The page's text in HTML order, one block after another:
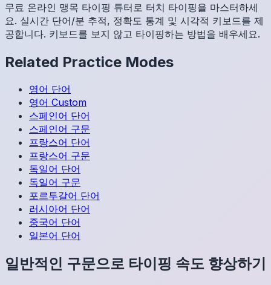
무료 온라인 맹목 타이핑 튜터로 터치 타이핑을 마스터하세
요. 실시간 단어/분 추적, 정확도 통계 및 시각적 키보드를 제
공합니다. 키보드를 보지 않고 타이핑하는 방법을 배우세요.
Related Practice Modes
영어 단어
영어 Custom
스페인어 단어
스페인어 구문
프랑스어 단어
프랑스어 구문
독일어 단어
독일어 구문
포르투갈어 단어
러시아어 단어
중국어 단어
일본어 단어
일반적인 구문으로 타이핑 속도 향상하기